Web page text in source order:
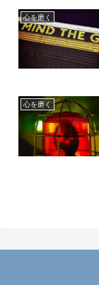
心を磨く
心を磨く